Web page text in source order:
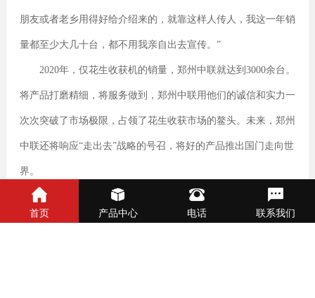
朋友或者老乡用得好给介绍来的，就靠这样人传人，我这一年销
量都至少大几十台，都不用我亲自出去宣传。”
2020年，仅花生收获机的销量，郑州中联就达到3000余台。
将产品打磨精细，将服务做到，郑州中联用他们的诚信和实力一
次次突破了市场极限，占领了花生收获市场的鳌头。未来，郑州
中联还将响应“走出去”战略的号召，将好的产品推出国门走向世
界。
首页 产品中心 电话 联系我们